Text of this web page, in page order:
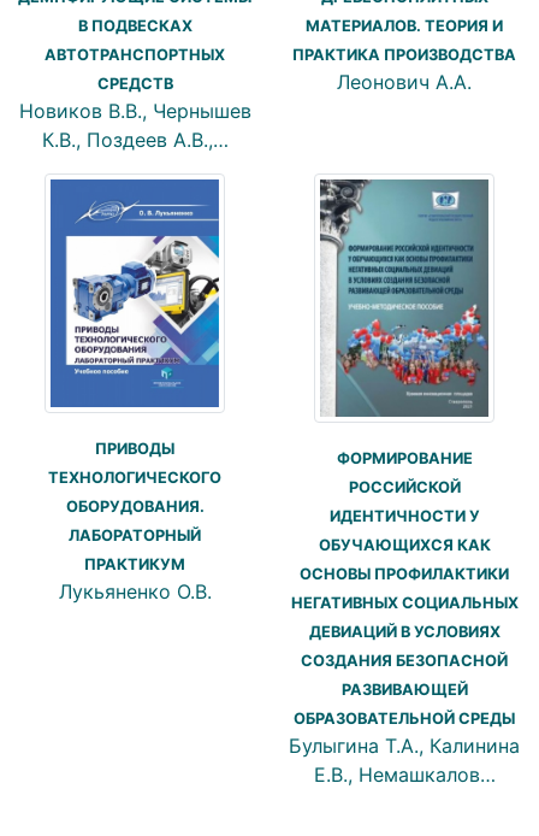
В ПОДВЕСКАХ
АВТОТРАНСПОРТНЫХ
СРЕДСТВ
Новиков В.В., Чернышев
К.В., Поздеев А.В.,…
МАТЕРИАЛОВ. ТЕОРИЯ И
ПРАКТИКА ПРОИЗВОДСТВА
Леонович А.А.
ПРИВОДЫ
ТЕХНОЛОГИЧЕСКОГО
ОБОРУДОВАНИЯ.
ЛАБОРАТОРНЫЙ
ПРАКТИКУМ
Лукьяненко О.В.
ФОРМИРОВАНИЕ
РОССИЙСКОЙ
ИДЕНТИЧНОСТИ У
ОБУЧАЮЩИХСЯ КАК
ОСНОВЫ ПРОФИЛАКТИКИ
НЕГАТИВНЫХ СОЦИАЛЬНЫХ
ДЕВИАЦИЙ В УСЛОВИЯХ
СОЗДАНИЯ БЕЗОПАСНОЙ
РАЗВИВАЮЩЕЙ
ОБРАЗОВАТЕЛЬНОЙ СРЕДЫ
Булыгина Т.А., Калинина
Е.В., Немашкалов…